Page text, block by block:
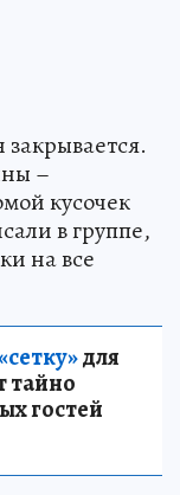
–
кусочек
в группе,
на все
для
тайно
гостей